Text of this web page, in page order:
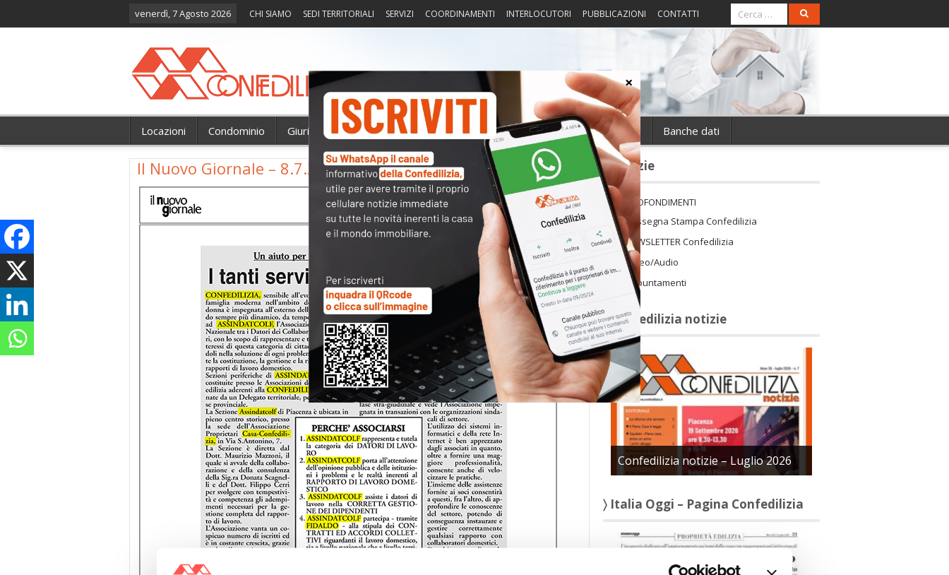
venerdì, 7 Agosto 2026 CHI SIAMO SEDI TERRITORIALI SERVIZI COORDINAMENTI INTERLOCUTORI PUBBLICAZIONI CONTATTI
Locazioni Condominio Giurisprudenza Fisco Portierato Intorno alla casa Notizie Banche dati
Il Nuovo Giornale – 8.7.2016 – I tanti servizi di Assindatcolf 〉 Notizie
APPROFONDIMENTI
Rassegna Stampa Confedilizia
NEWSLETTER Confedilizia
Video/Audio
Appuntamenti
〉 Confedilizia notizie
Confedilizia notizie – Luglio 2026
〉 Italia Oggi – Pagina Confedilizia